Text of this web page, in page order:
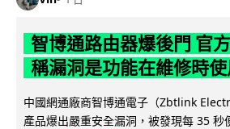
智博通路由器爆後門 官
稱漏洞是功能在維修時使
中國網通廠商智博通電子（Zbtlink
產品爆出嚴重安全漏洞，被發現每 35 秒